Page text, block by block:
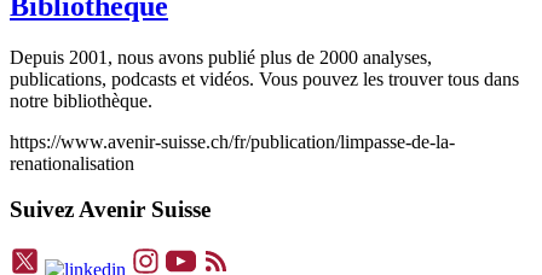
Depuis 2001, nous avons publié plus de 2000 analyses,
publications, podcasts et vidéos. Vous pouvez les trouver tous dans
notre bibliothèque.
https://www.avenir-suisse.ch/fr/publication/limpasse-de-la-
renationalisation
Suivez Avenir Suisse